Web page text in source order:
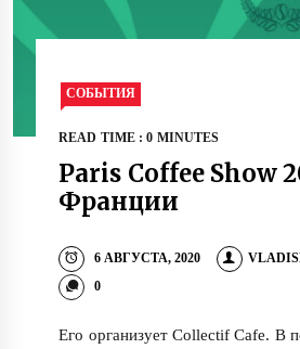
СОБЫТИЯ
READ TIME : 0 MINUTES
Paris Coffee Show
Франции
6 АВГУСТА, 2020
0
Его организует Collectif Cafe. В